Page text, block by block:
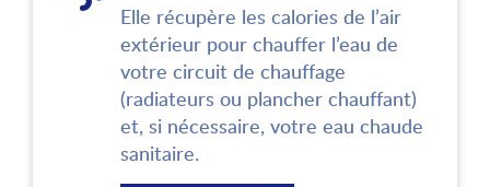
Elle récupère les calories de l’air
extérieur pour chauffer l’eau de
votre circuit de chauffage
(radiateurs ou plancher chauffant)
et, si nécessaire, votre eau chaude
sanitaire.